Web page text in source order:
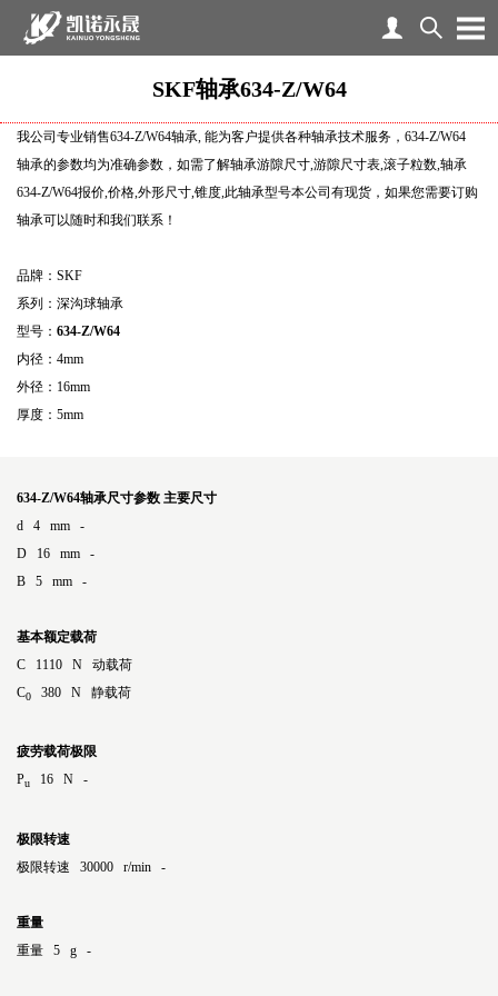
SKF轴承634-Z/W64
我公司专业销售634-Z/W64轴承, 能为客户提供各种轴承技术服务，634-Z/W64
轴承的参数均为准确参数，如需了解轴承游隙尺寸,游隙尺寸表,滚子粒数,轴承
634-Z/W64报价,价格,外形尺寸,锥度,此轴承型号本公司有现货，如果您需要订购
轴承可以随时和我们联系！
品牌：SKF
系列：深沟球轴承
型号： 634-Z/W64
内径：4mm
外径：16mm
厚度：5mm
634-Z/W64轴承尺寸参数 主要尺寸
d 4 mm -
D 16 mm -
B 5 mm -
基本额定载荷
C 1110 N 动载荷
C0 380 N 静载荷
疲劳载荷极限
Pu 16 N -
极限转速
极限转速 30000 r/min -
重量
重量 5 g -